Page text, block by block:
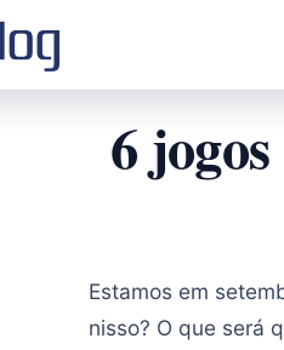
6
Estamos em
nisso? O que será